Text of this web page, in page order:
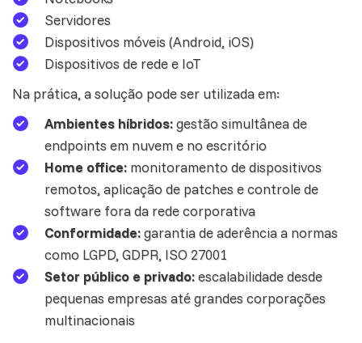
Servidores
Dispositivos móveis (Android, iOS)
Dispositivos de rede e IoT
Na prática, a solução pode ser utilizada em:
Ambientes híbridos:gestão simultânea de
endpoints em nuvem e no escritório
Home office: monitoramento de dispositivos
remotos, aplicação de patches e controle de
software fora da rede corporativa
Conformidade:garantia de aderência a normas
como LGPD, GDPR, ISO 27001
Setor público e privado:escalabilidade desde
pequenas empresas até grandes corporações
multinacionais